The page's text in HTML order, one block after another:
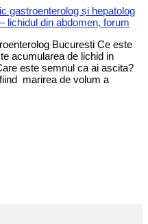
gastroenterolog și hepatolog
lichidul din abdomen, forum
Bucuresti Ce este
acumularea de lichid in
este semnul ca ai ascita?
marirea de volum a